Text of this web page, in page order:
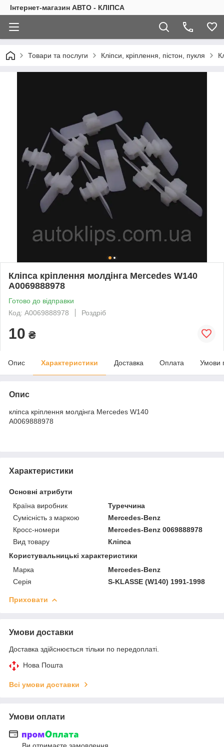
Інтернет-магазин АВТО - КЛІПСА
Товари та послуги Кліпси, кріплення, пістон, пукля
Кліпса кріплення молдінга Mercedes W140
A0069888978
Готово до відправки
Код: A0069888978
Роздріб
10 ₴
Опис Характеристики Доставка Оплата Умови
Опис
кліпса кріплення молдінга Mercedes W140
A0069888978
Характеристики
Основні атрибути
Країна виробник
Туреччина
Сумісність з маркою
Mercedes-Benz
Кросс-номери
Mercedes-Benz 0069888978
Вид товару
Кліпса
Користувальницькі характеристики
Марка
Mercedes-Benz
Серія
S-KLASSE (W140) 1991-1998
Приховати
Умови доставки
Доставка здійснюється тільки по передоплаті.
Нова Пошта
Всі умови доставки
Умови оплати